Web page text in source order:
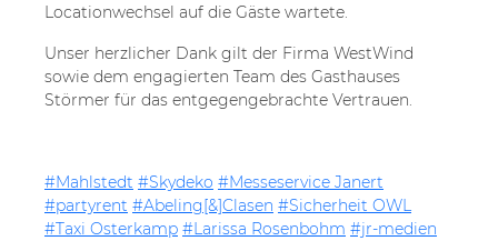
Locationwechsel auf die Gäste wartete.
Unser herzlicher Dank gilt der Firma WestWind
sowie dem engagierten Team des Gasthauses
Störmer für das entgegengebrachte Vertrauen.
#Mahlstedt #Skydeko #Messeservice Janert
#partyrent #Abeling[&]Clasen #Sicherheit OWL
#Taxi Osterkamp #Larissa Rosenbohm #jr-medien